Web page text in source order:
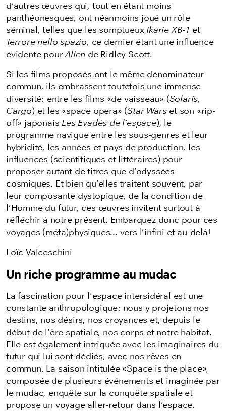
d’autres œuvres qui, tout en étant moins
panthéonesques, ont néanmoins joué un rôle
séminal, telles que les somptueux Ikarie XB-1 et
Terrore nello spazio, ce dernier étant une influence
évidente pourAlien de Ridley Scott.
Si les films proposés ont le même dénominateur
commun, ils embrassent toutefois une immense
diversité: entre les films «de vaisseau» (Solaris,
Cargo) et les «space opera» (Star Wars et son «rip-
off» japonais Les Evadés de l’espace), le
programme navigue entre les sous-genres et leur
hybridité, les années et pays de production, les
influences (scientifiques et littéraires) pour
proposer autant de titres que d’odyssées
cosmiques. Et bien qu’elles traitent souvent, par
leur composante dystopique, de la condition de
l’Homme du futur, ces œuvres invitent surtout à
réfléchir à notre présent. Embarquez donc pour ces
voyages (méta)physiques... vers l’infini et au-delà!
Loïc Valceschini
Un riche programme au mudac
La fascination pour l'espace intersidéral est une
constante anthropologique: nous y projetons nos
destins, nos désirs, nos croyances et, depuis le
début de l'ère spatiale, nos corps et notre habitat.
Elle est également intriquée avec les imaginaires du
futur qui lui sont dédiés, avec nos rêves en
commun. La saison intitulée «Space is the place»,
composée de plusieurs événements et imaginée par
le mudac, enquête sur la conquête spatiale et
propose un voyage aller-retour dans l’espace.